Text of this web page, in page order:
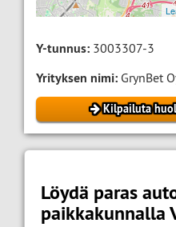
Y-tunnus: 3003307-3
Yrityksen nimi: GrynBet
Kilpailuta
Löydä paras
paikkakunnalla